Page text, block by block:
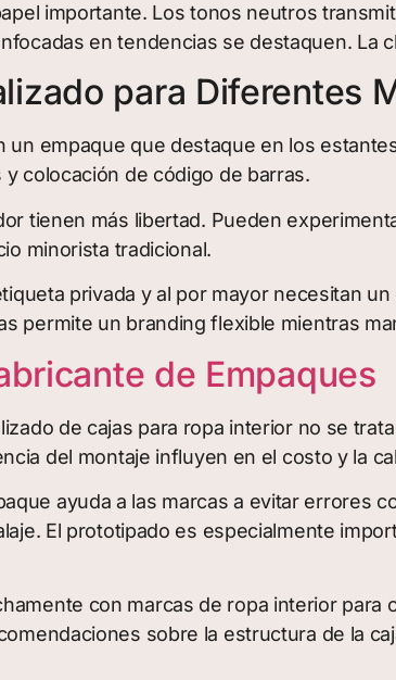
importante. Los tonos neutros
en tendencias se destaquen. La
para Diferentes
un empaque que destaque en los
colocación de código de barras.
tienen más libertad. Pueden
minorista tradicional.
privada y al por mayor necesitan
permite un branding flexible mientras
de Empaques
de cajas para ropa interior no se
del montaje influyen en el costo y la
ayuda a las marcas a evitar errores
El prototipado es especialmente
con marcas de ropa interior
sobre la estructura de la